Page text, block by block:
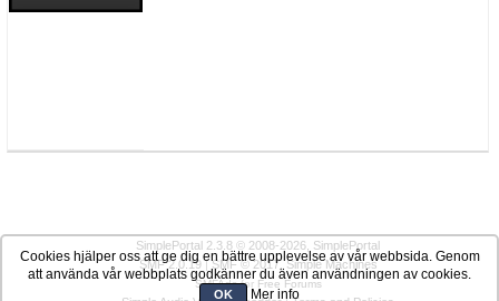
SimplePortal 2.3.8 © 2008-2026, SimplePortal
SMF 2.0.19|SMF © 2017,Simple Machines
SMFAdsfor Free Forums
Cookies hjälper oss att ge dig en bättre upplevelse av vår webbsida. Genom
att använda vår webbplats godkänner du även användningen av cookies.
OK Mer info